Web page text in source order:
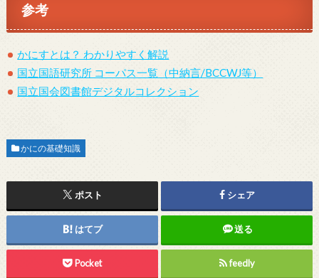
参考
かにすとは？ わかりやすく解説
国立国語研究所 コーパス一覧（中納言/BCCWJ等）
国立国会図書館デジタルコレクション
かにの基礎知識
ポスト シェア
はてブ 送る
Pocket feedly